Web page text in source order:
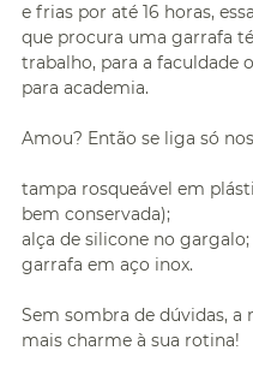
e frias por até 16 horas,
que procura uma garrafa
trabalho, para a faculdade
para academia.
Amou? Então se liga só
tampa rosqueável em
bem conservada);
alça de silicone no gargalo;
garrafa em aço inox.
Sem sombra de dúvidas,
mais charme à sua rotina!